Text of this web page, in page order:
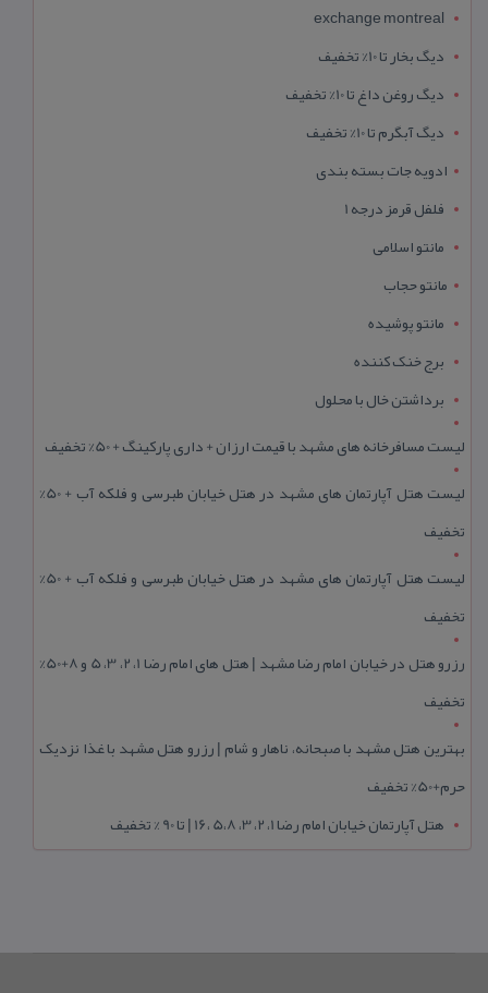
exchange montreal
دیگ بخار تا 10% تخفیف
دیگ روغن داغ تا 10% تخفیف
دیگ آبگرم تا 10% تخفیف
ادویه جات بسته بندی
فلفل قرمز درجه 1
مانتو اسلامی
مانتو حجاب
مانتو پوشیده
برج خنک کننده
برداشتن خال با محلول
لیست مسافرخانه های مشهد با قیمت ارزان + داری پارکینگ + 50% تخفیف
لیست هتل آپارتمان های مشهد در هتل خیابان طبرسی و فلکه آب + 50%
تخفیف
لیست هتل آپارتمان های مشهد در هتل خیابان طبرسی و فلکه آب + 50%
تخفیف
رزرو هتل در خیابان امام رضا مشهد | هتل‌ های امام رضا 1، 2، 3، 5 و 8+50%
تخفیف
بهترین هتل مشهد با صبحانه، ناهار و شام | رزرو هتل مشهد با غذا نزدیک
حرم+50% تخفیف
هتل آپارتمان خیابان امام رضا 1، 2، 3، 5،8 ،16 | تا 90 % تخفیف